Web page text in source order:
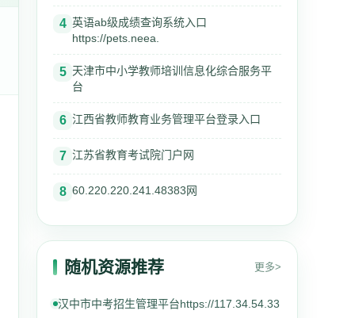
4 英语ab级成绩查询系统入口
https://pets.neea.
5 天津市中小学教师培训信息化综合服务平
台
6 江西省教师教育业务管理平台登录入口
7 江苏省教育考试院门户网
8 60.220.220.241.48383网
随机资源推荐 更多>
汉中市中考招生管理平台https://117.34.54.33